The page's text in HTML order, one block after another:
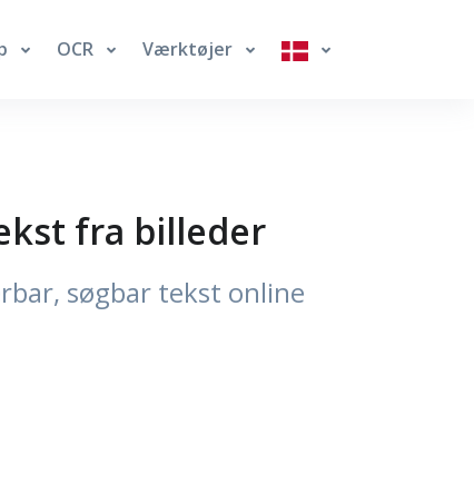
OCR Værktøjer
fra billeder
søgbar tekst online